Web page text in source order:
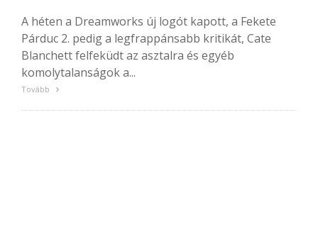
A héten a Dreamworks új logót kapott, a Fekete
Párduc 2. pedig a legfrappánsabb kritikát, Cate
Blanchett felfeküdt az asztalra és egyéb
komolytalanságok a...
Tovább